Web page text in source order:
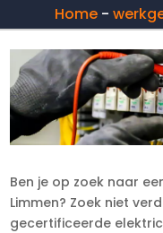
Home -
Ben je op zoek naar
Limmen? Zoek niet
gecertificeerde